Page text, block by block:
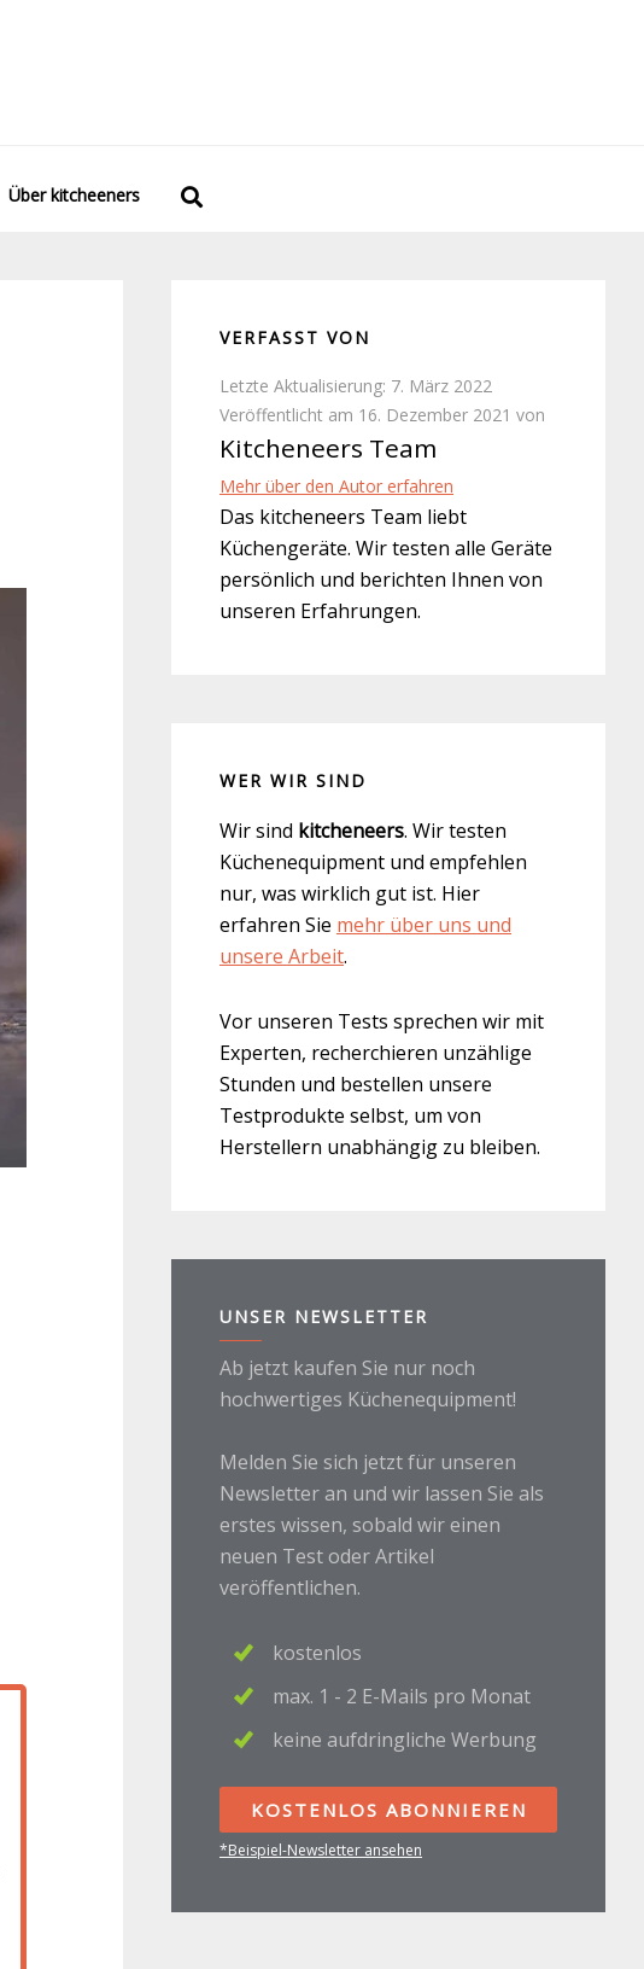
Über kitcheeners
VERFASST VON
Letzte Aktualisierung: 7. März 2022
Veröffentlicht am 16. Dezember 2021 von
Kitcheneers Team
Mehr über den Autor erfahren
Das kitcheneers Team liebt
Küchengeräte. Wir testen alle Geräte
persönlich und berichten Ihnen von
unseren Erfahrungen.
WER WIR SIND
Wir sind kitcheneers. Wir testen
Küchenequipment und empfehlen
nur, was wirklich gut ist. Hier
erfahren Sie mehr über uns und
unsere Arbeit.
Vor unseren Tests sprechen wir mit
Experten, recherchieren unzählige
Stunden und bestellen unsere
Testprodukte selbst, um von
Herstellern unabhängig zu bleiben.
UNSER NEWSLETTER
Ab jetzt kaufen Sie nur noch
hochwertiges Küchenequipment!
Melden Sie sich jetzt für unseren
Newsletter an und wir lassen Sie als
erstes wissen, sobald wir einen
neuen Test oder Artikel
veröffentlichen.
kostenlos
max. 1 - 2 E-Mails pro Monat
keine aufdringliche Werbung
KOSTENLOS ABONNIEREN
*Beispiel-Newsletter ansehen